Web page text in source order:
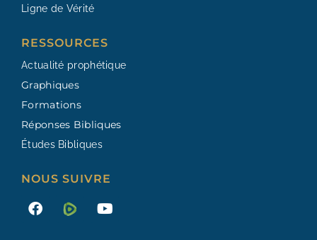
Ligne de Vérité
RESSOURCES​
Actualité prophétique
Graphiques
Formations
Réponses Bibliques
Études Bibliques
NOUS SUIVRE
F
a
Y
o